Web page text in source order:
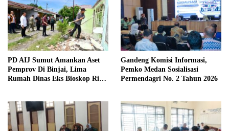
PD AIJ Sumut Amankan Aset
Pemprov Di Binjai, Lima
Rumah Dinas Eks Bioskop Ria
Gandeng Komisi Informasi,
Pemko Medan Sosialisasi
Permendagri No. 2 Tahun 2026